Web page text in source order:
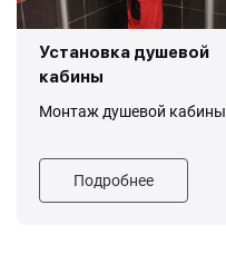
Установка душевой
кабины
Монтаж душевой кабины
Подробнее